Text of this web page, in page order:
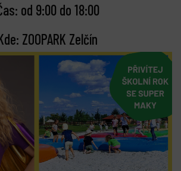
od 9:00 do 18:00
ZOOPARK Zelčín